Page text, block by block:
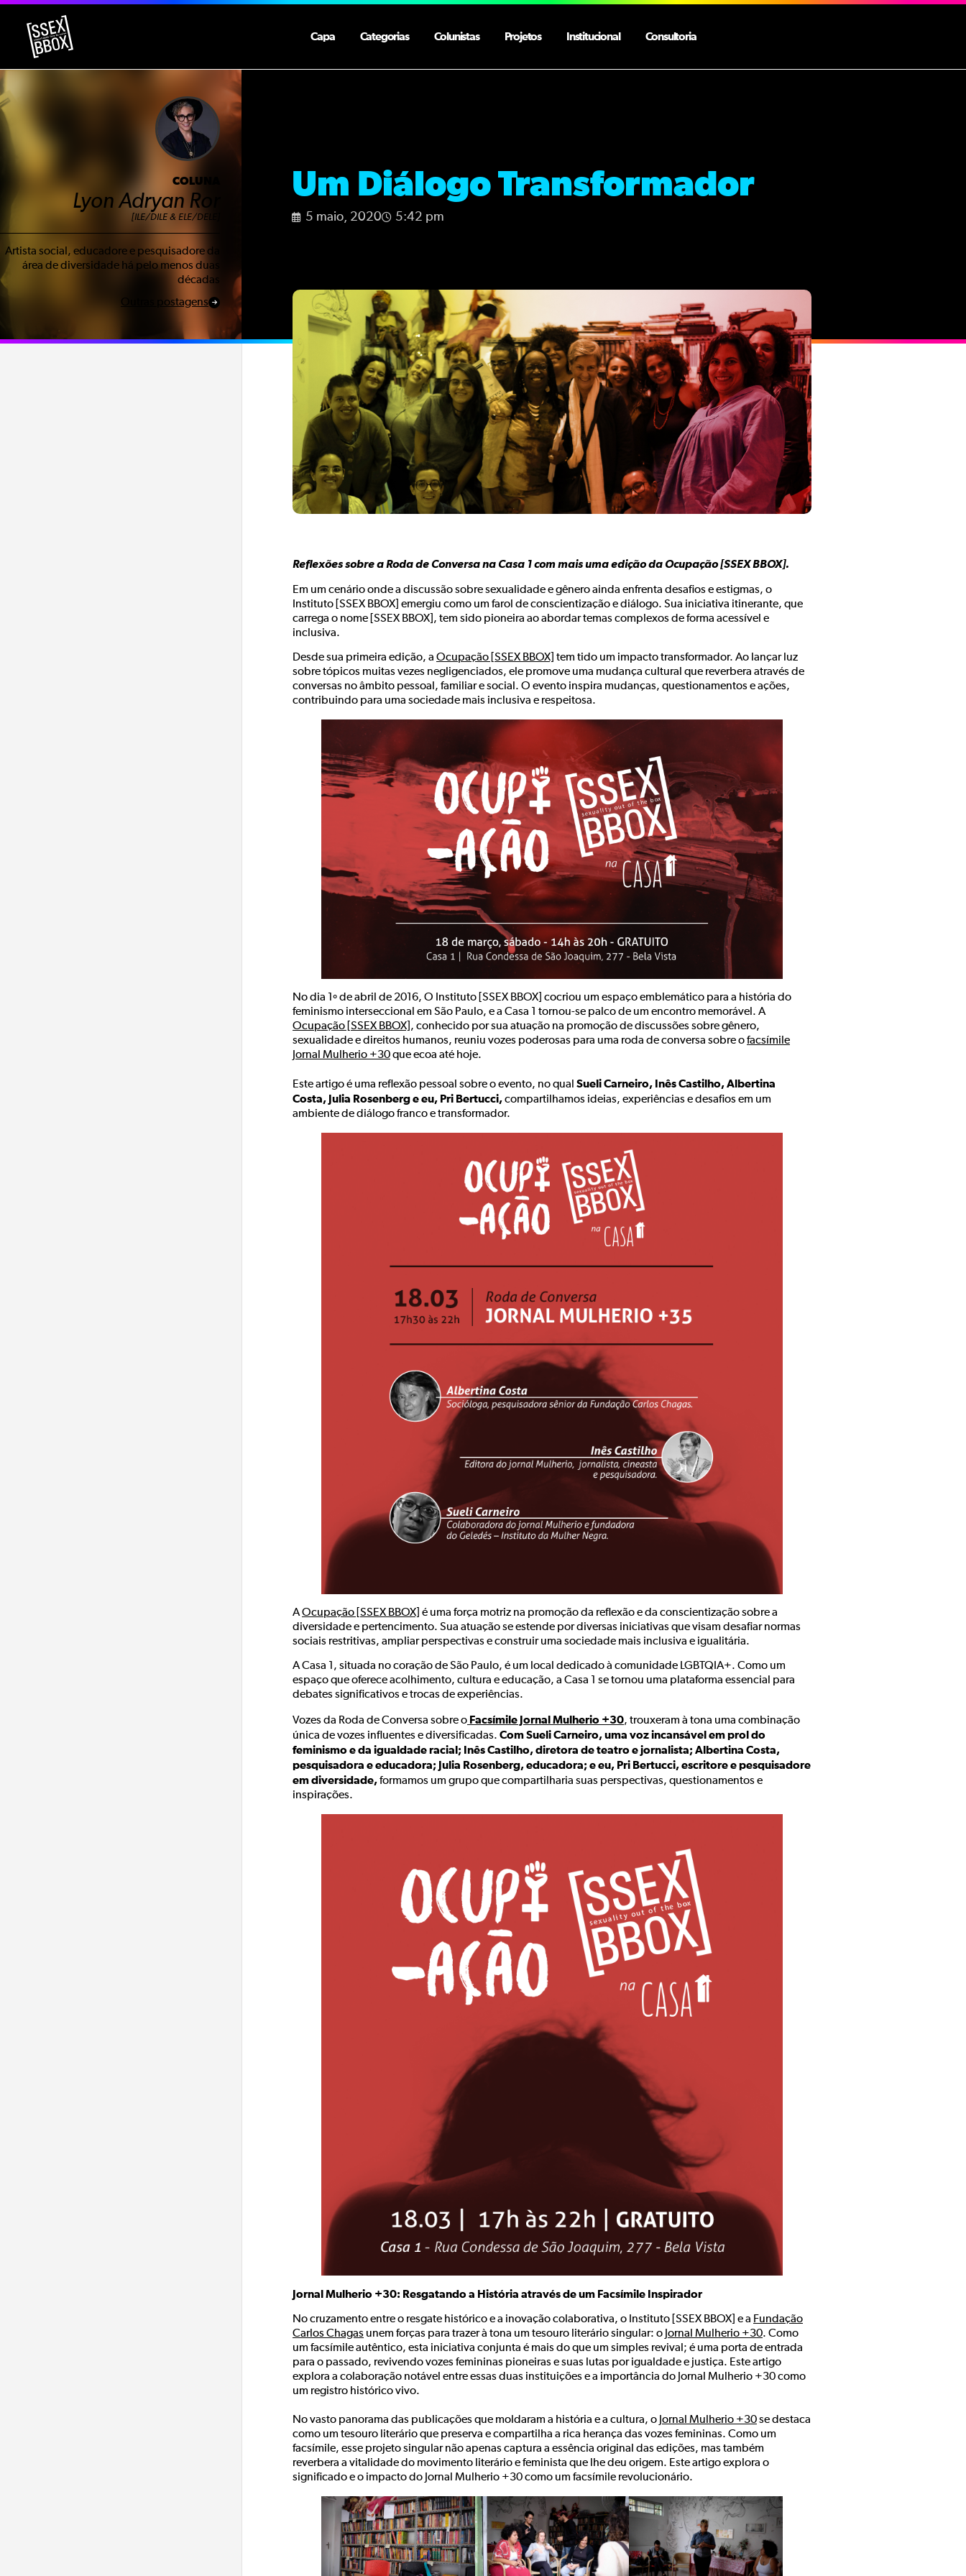
Capa Categorias Colunistas Projetos Institucional Consultoria
COLUNA
Lyon Adryan Ror
[ILE/DILE & ELE/DELE]
Artista social, educadore e pesquisadore da
área de diversidade há pelo menos duas
décadas
Outras postagens
Um Diálogo Transformador
5 maio, 2020 5:42 pm
Reflexões sobre a Roda de Conversa na Casa 1 com mais uma edição da Ocupação [SSEX BBOX].
Em um cenário onde a discussão sobre sexualidade e gênero ainda enfrenta desafios e estigmas, o
Instituto [SSEX BBOX] emergiu como um farol de conscientização e diálogo. Sua iniciativa itinerante, que
carrega o nome [SSEX BBOX], tem sido pioneira ao abordar temas complexos de forma acessível e
inclusiva.
Desde sua primeira edição, a Ocupação [SSEX BBOX] tem tido um impacto transformador. Ao lançar luz
sobre tópicos muitas vezes negligenciados, ele promove uma mudança cultural que reverbera através de
conversas no âmbito pessoal, familiar e social. O evento inspira mudanças, questionamentos e ações,
contribuindo para uma sociedade mais inclusiva e respeitosa.
No dia 1º de abril de 2016, O Instituto [SSEX BBOX] cocriou um espaço emblemático para a história do
feminismo interseccional em São Paulo, e a Casa 1 tornou-se palco de um encontro memorável. A
Ocupação [SSEX BBOX] , conhecido por sua atuação na promoção de discussões sobre gênero,
sexualidade e direitos humanos, reuniu vozes poderosas para uma roda de conversa sobre ofacsímile
Jornal Mulherio +30que ecoa até hoje.
Este artigo é uma reflexão pessoal sobre o evento, no qual Sueli Carneiro, Inês Castilho, Albertina
Costa, Julia Rosenberg e eu, Pri Bertucci,compartilhamos ideias, experiências e desafios em um
ambiente de diálogo franco e transformador.
AOcupação [SSEX BBOX] é uma força motriz na promoção da reflexão e da conscientização sobre a
diversidade e pertencimento. Sua atuação se estende por diversas iniciativas que visam desafiar normas
sociais restritivas, ampliar perspectivas e construir uma sociedade mais inclusiva e igualitária.
A Casa 1, situada no coração de São Paulo, é um local dedicado à comunidade LGBTQIA+. Como um
espaço que oferece acolhimento, cultura e educação, a Casa 1 se tornou uma plataforma essencial para
debates significativos e trocas de experiências.
Vozes da Roda de Conversa sobre o Facsímile Jornal Mulherio +30, trouxeram à tona uma combinação
única de vozes influentes e diversificadas. Com Sueli Carneiro, uma voz incansável em prol do
feminismo e da igualdade racial; Inês Castilho, diretora de teatro e jornalista; Albertina Costa,
pesquisadora e educadora; Julia Rosenberg, educadora; e eu, Pri Bertucci, escritore e pesquisadore
em diversidade,formamos um grupo que compartilharia suas perspectivas, questionamentos e
inspirações.
Jornal Mulherio +30: Resgatando a História através de um Facsímile Inspirador
No cruzamento entre o resgate histórico e a inovação colaborativa, o Instituto [SSEX BBOX] e a Fundação
Carlos Chagas unem forças para trazer à tona um tesouro literário singular: o Jornal Mulherio +30. Como
um facsímile autêntico, esta iniciativa conjunta é mais do que um simples revival; é uma porta de entrada
para o passado, revivendo vozes femininas pioneiras e suas lutas por igualdade e justiça. Este artigo
explora a colaboração notável entre essas duas instituições e a importância do Jornal Mulherio +30 como
um registro histórico vivo.
No vasto panorama das publicações que moldaram a história e a cultura, o Jornal Mulherio +30se destaca
como um tesouro literário que preserva e compartilha a rica herança das vozes femininas. Como um
facsímile, esse projeto singular não apenas captura a essência original das edições, mas também
reverbera a vitalidade do movimento literário e feminista que lhe deu origem. Este artigo explora o
significado e o impacto do Jornal Mulherio +30 como um facsímile revolucionário.